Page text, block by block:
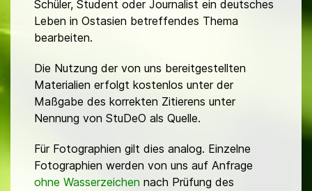
Schüler, Student oder Journalist ein deutsches
Leben in Ostasien betreffendes Thema
bearbeiten.
Die Nutzung der von uns bereitgestellten
Materialien erfolgt kostenlos unter der
Maßgabe des korrekten Zitierens unter
Nennung von StuDeO als Quelle.
Für Fotographien gilt dies analog. Einzelne
Fotographien werden von uns auf Anfrage
ohne Wasserzeichen nach Prüfung des